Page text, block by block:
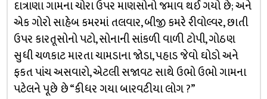
દાત્રાણા ગામના ચોરા ઉપર માણસોનો જમાવ થઈ ગયો છે; અને
એક ગોરો સાહેબ કમરમાં તલવાર, બીજી કમરે રીવોલ્વર, છાતી
ઉપર કારતૂસોનો પટો, સોનાની સાંકળી વાળી ટોપી, ગોઠણ
સુધી ચળકાટ મારતા ચામડાના જોડા, પહાડ જેવો ઘોડો અને
ફકત પાંચ અસવારો, એટલી સજાવટ સાથે ઉભો ઉભો ગામના
પટેલને પૂછે છે “કીધર ગયા બારવટીયા લોગ ?”